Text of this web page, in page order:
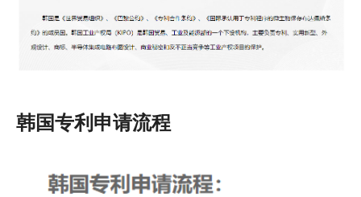
韩国专利申请流程